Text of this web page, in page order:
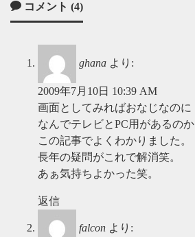
コメント (4)
ghana より:
2009年7月10日 10:39 AM
画面としてみればおなじなのに
なんでテレビとPC用があるのか
この記事でよくわかりました。
長年の疑問がこれで解消笑。
あぁ気持ちよかった笑。
返信
falcon より: